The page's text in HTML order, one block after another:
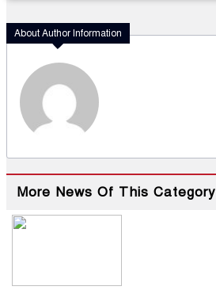
About Author Information
More News Of This Category